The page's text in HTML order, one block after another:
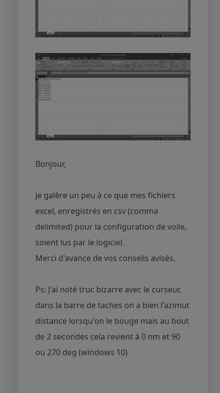
Bonjour,
je galère un peu à ce que mes fichiers
excel, enregistrés en csv (comma
delimited) pour la configuration de voile,
soient lus par le logiciel.
Merci d'avance de vos conseils avisés.
Ps: J'ai noté truc bizarre avec le curseur,
dans la barre de taches on a bien l'azimut
distance lorsqu'on le bouge mais au bout
de 2 secondes cela revient à 0 nm et 90
ou 270 deg (windows 10)